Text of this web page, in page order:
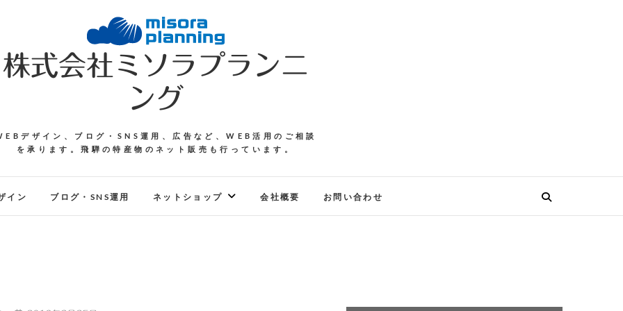
株式会社ミソラプランニ
ング
デザイン、ブログ・SNS運用、広告など、WEB活用のご相談
を承ります。飛騨の特産物のネット販売も行っています。
イン ブログ・SNS運用 ネットショップ 会社概要 お問い合わせ